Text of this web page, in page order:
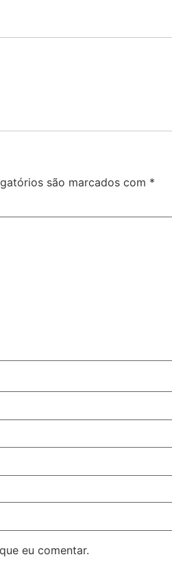
são marcados com *
eu comentar.